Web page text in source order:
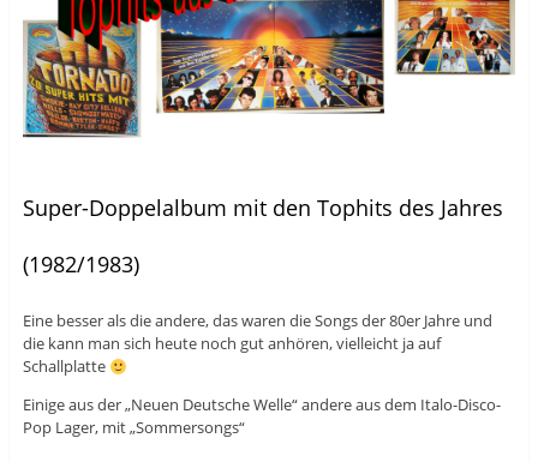
Super-Doppelalbum mit den Tophits des Jahres
(1982/1983)
Eine besser als die andere, das waren die Songs der 80er Jahre und
die kann man sich heute noch gut anhören, vielleicht ja auf
Schallplatte
Einige aus der „Neuen Deutsche Welle“ andere aus dem Italo-Disco-
Pop Lager, mit „Sommersongs“